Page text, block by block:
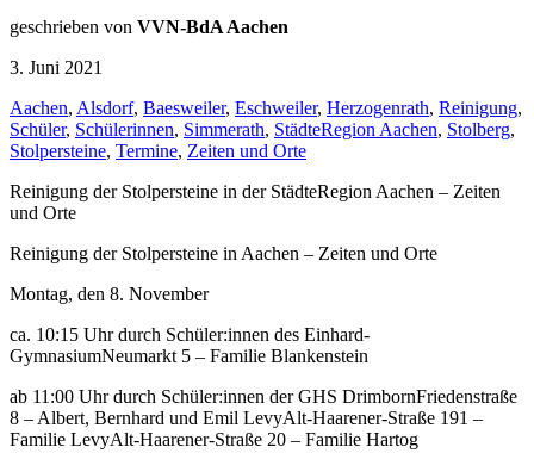
geschrieben von VVN-BdA Aachen
3. Juni 2021
Aachen, Alsdorf, Baesweiler, Eschweiler, Herzogenrath, Reinigung,
Schüler, Schülerinnen, Simmerath, StädteRegion Aachen, Stolberg,
Stolpersteine, Termine, Zeiten und Orte
Reinigung der Stolpersteine in der StädteRegion Aachen – Zeiten
und Orte
Reinigung der Stolpersteine in Aachen – Zeiten und Orte
Montag, den 8. November
ca. 10:15 Uhr durch Schüler:innen des Einhard-
GymnasiumNeumarkt 5 – Familie Blankenstein
ab 11:00 Uhr durch Schüler:innen der GHS DrimbornFriedenstraße
8 – Albert, Bernhard und Emil LevyAlt-Haarener-Straße 191 –
Familie LevyAlt-Haarener-Straße 20 – Familie Hartog